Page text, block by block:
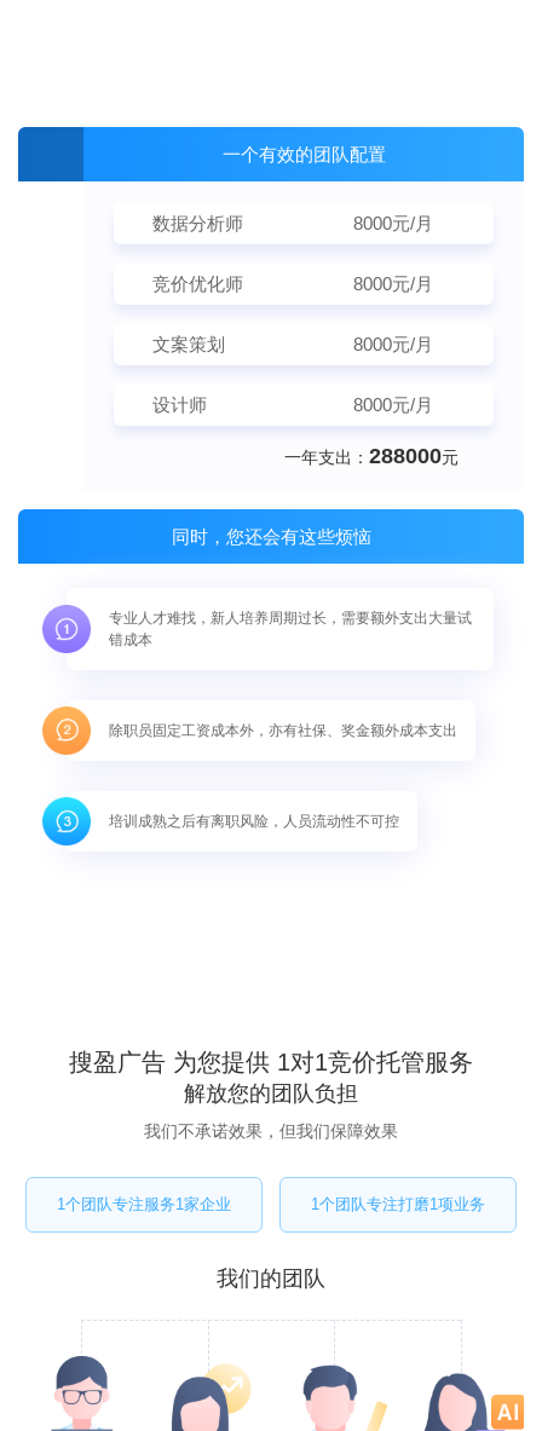
一个有效的团队配置
数据分析师 8000元/月
竞价优化师 8000元/月
文案策划 8000元/月
设计师 8000元/月
一年支出： 288000元
同时，您还会有这些烦恼
专业人才难找，新人培养周期过长，需要额外支出大量试
错成本
除职员固定工资成本外，亦有社保、奖金额外成本支出
培训成熟之后有离职风险，人员流动性不可控
搜盈广告 为您提供 1对1竞价托管服务
解放您的团队负担
我们不承诺效果，但我们保障效果
1个团队专注服务1家企业 1个团队专注打磨1项业务
我们的团队